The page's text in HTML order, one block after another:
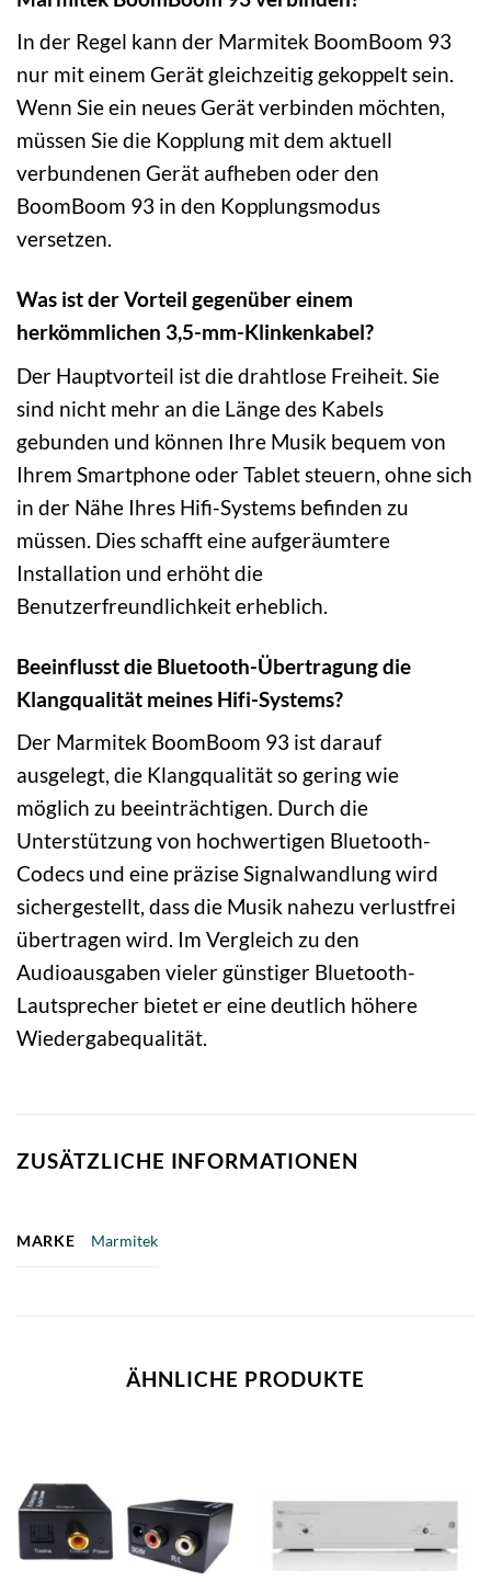
In der Regel kann der Marmitek BoomBoom 93
nur mit einem Gerät gleichzeitig gekoppelt sein.
Wenn Sie ein neues Gerät verbinden möchten,
müssen Sie die Kopplung mit dem aktuell
verbundenen Gerät aufheben oder den
BoomBoom 93 in den Kopplungsmodus
versetzen.
Was ist der Vorteil gegenüber einem
herkömmlichen 3,5-mm-Klinkenkabel?
Der Hauptvorteil ist die drahtlose Freiheit. Sie
sind nicht mehr an die Länge des Kabels
gebunden und können Ihre Musik bequem von
Ihrem Smartphone oder Tablet steuern, ohne sich
in der Nähe Ihres Hifi-Systems befinden zu
müssen. Dies schafft eine aufgeräumtere
Installation und erhöht die
Benutzerfreundlichkeit erheblich.
Beeinflusst die Bluetooth-Übertragung die
Klangqualität meines Hifi-Systems?
Der Marmitek BoomBoom 93 ist darauf
ausgelegt, die Klangqualität so gering wie
möglich zu beeinträchtigen. Durch die
Unterstützung von hochwertigen Bluetooth-
Codecs und eine präzise Signalwandlung wird
sichergestellt, dass die Musik nahezu verlustfrei
übertragen wird. Im Vergleich zu den
Audioausgaben vieler günstiger Bluetooth-
Lautsprecher bietet er eine deutlich höhere
Wiedergabequalität.
ZUSÄTZLICHE INFORMATIONEN
MARKE Marmitek
ÄHNLICHE PRODUKTE